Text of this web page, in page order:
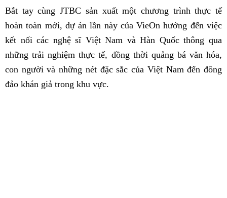
Bắt tay cùng JTBC sản xuất một chương trình thực tế
hoàn toàn mới, dự án lần này của VieOn hướng đến việc
kết nối các nghệ sĩ Việt Nam và Hàn Quốc thông qua
những trải nghiệm thực tế, đồng thời quảng bá văn hóa,
con người và những nét đặc sắc của Việt Nam đến đông
đảo khán giả trong khu vực.